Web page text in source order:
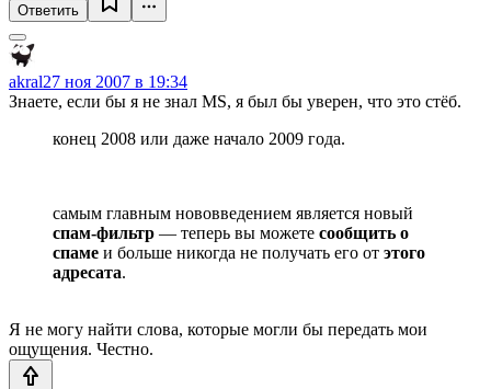
Ответить
akral27 ноя 2007 в 19:34
Знаете, если бы я не знал MS, я был бы уверен, что это стёб.
конец 2008 или даже начало 2009 года.
самым главным нововведением является новый
спам-фильтр — теперь вы можете сообщить о
спаме и больше никогда не получать его от этого
адресата.
Я не могу найти слова, которые могли бы передать мои
ощущения. Честно.